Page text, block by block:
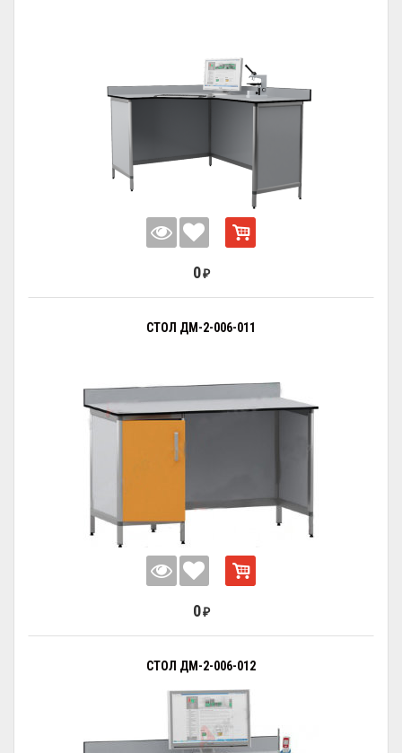
0 ₽
СТОЛ ДМ-2-006-011
0 ₽
СТОЛ ДМ-2-006-012